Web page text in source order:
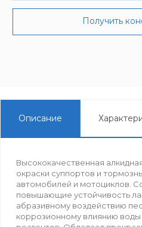
Получить
Описание
Высококачественная
окраски суппортов и
автомобилей и мотоциклов.
повышающие устойчивость
абразивному воздействию
коррозионному влиянию